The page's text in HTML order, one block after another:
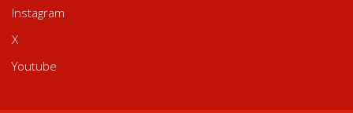
Instagram
X
Youtube